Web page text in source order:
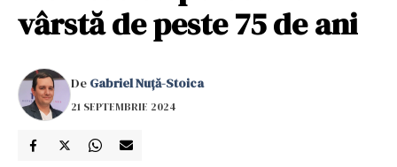
vârstă de peste 75 de ani
De Gabriel Nuță-Stoica
21 SEPTEMBRIE 2024